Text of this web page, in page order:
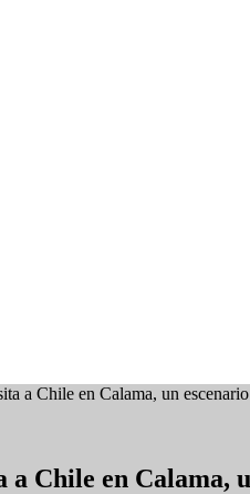
a Chile en Calama, un
Chile en Calama,